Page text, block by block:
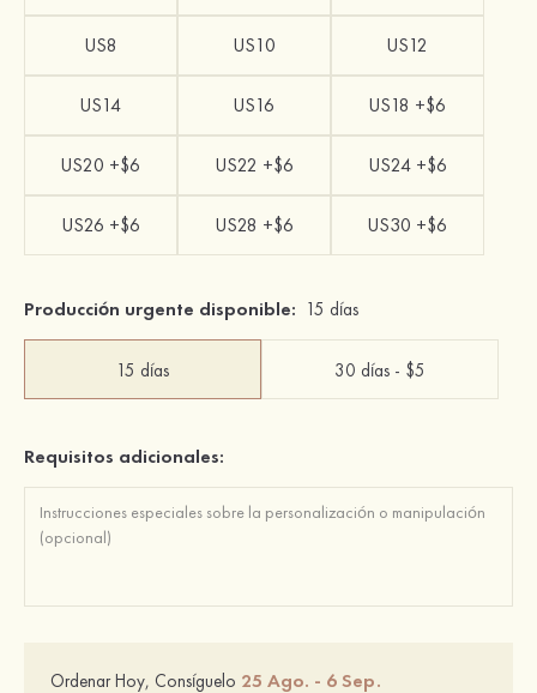
US8 US10 US12
US14 US16 US18 +$6
US20 +$6 US22 +$6 US24 +$6
US26 +$6 US28 +$6 US30 +$6
Producción urgente disponible: 15 días
15 días 30 días - $5
Requisitos adicionales:
Ordenar Hoy, Consíguelo 25 Ago. - 6 Sep.